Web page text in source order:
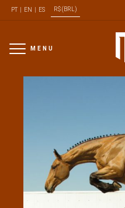
PT| EN ES R$ (BRL)
MENU